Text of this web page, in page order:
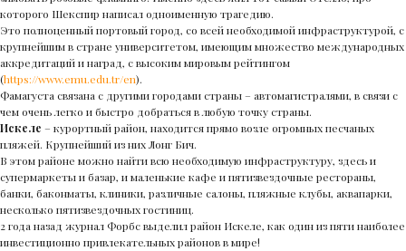
которого Шекспир написал одноименную трагедию.
Это полноценный портовый город, со всей необходимой инфраструктурой, с
крупнейшим в стране университетом, имеющим множество международных
аккредитаций и наград, с высоким мировым рейтингом
(https://www.emu.edu.tr/en).
Фамагуста связана с другими городами страны – автомагистралями, в связи с
чем очень легко и быстро добраться в любую точку страны.
Искеле – курортный район, находится прямо возле огромных песчаных
пляжей. Крупнейший из них Лонг Бич.
В этом районе можно найти всю необходимую инфраструктуру, здесь и
супермаркеты и базар, и маленькие кафе и пятизвездочные рестораны,
банки, баконматы, клиники, различные салоны, пляжные клубы, аквапарки,
несколько пятизвездочных гостиниц.
2 года назад журнал Форбс выделил район Искеле, как один из пяти наиболее
инвестиционно привлекательных районов в мире!